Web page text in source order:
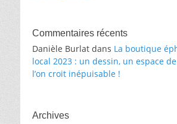
Commentaires récents
Danièle Burlat dans La boutique
local 2023 : un dessin, un espace
l’on croit inépuisable !
Archives